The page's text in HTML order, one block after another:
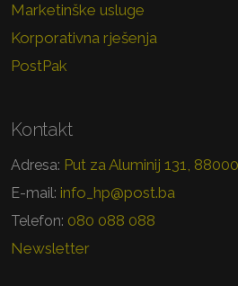
Marketinške usluge
Korporativna rješenja
PostPak
Kontakt
Adresa: Put za Aluminij 131,
E-mail: info_hp@post.ba
Telefon: 080 088 088
Newsletter